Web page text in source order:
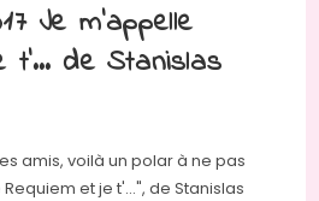
Je m’appelle
t’… de Stanislas
amis, voilà un polar à ne pas
et je t'...", de Stanislas